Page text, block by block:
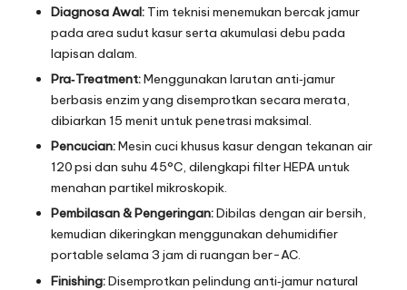
Diagnosa Awal: Tim teknisi menemukan bercak jamur
pada area sudut kasur serta akumulasi debu pada
lapisan dalam.
Pra‑Treatment:Menggunakan larutan anti‑jamur
berbasis enzim yang disemprotkan secara merata,
dibiarkan 15 menit untuk penetrasi maksimal.
Pencucian:Mesin cuci khusus kasur dengan tekanan air
120 psi dan suhu 45°C, dilengkapi filter HEPA untuk
menahan partikel mikroskopik.
Pembilasan & Pengeringan:Dibilas dengan air bersih,
kemudian dikeringkan menggunakan dehumidifier
portable selama 3 jam di ruangan ber-AC.
Finishing:Disemprotkan pelindung anti‑jamur natural